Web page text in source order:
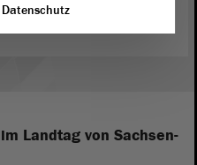
Landtag von Sachsen-
Datenschutz